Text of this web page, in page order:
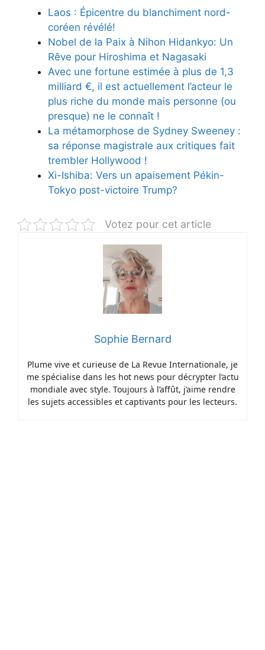
Laos : Épicentre du blanchiment nord-
coréen révélé!
Nobel de la Paix à Nihon Hidankyo: Un
Rêve pour Hiroshima et Nagasaki
Avec une fortune estimée à plus de 1,3
milliard €, il est actuellement l’acteur le
plus riche du monde mais personne (ou
presque) ne le connaît !
La métamorphose de Sydney Sweeney :
sa réponse magistrale aux critiques fait
trembler Hollywood !
Xi-Ishiba: Vers un apaisement Pékin-
Tokyo post-victoire Trump?
Votez pour cet article
Sophie Bernard
Plume vive et curieuse de La Revue Internationale, je
me spécialise dans les hot news pour décrypter l’actu
mondiale avec style. Toujours à l’affût, j’aime rendre
les sujets accessibles et captivants pour les lecteurs.